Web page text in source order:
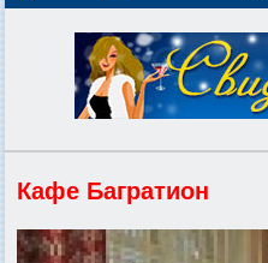
Кафе Багратион